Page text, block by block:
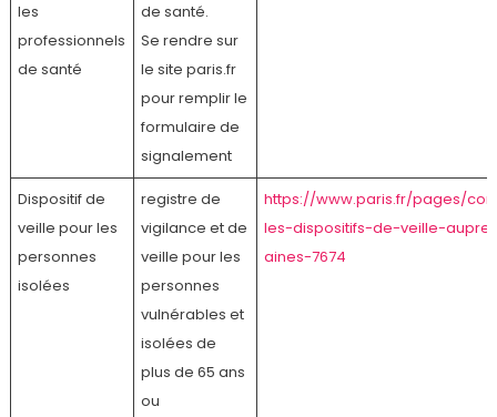
les
professionnels
de santé
de santé.
Se rendre sur
le site paris.fr
pour remplir le
formulaire de
signalement
Dispositif de
veille pour les
personnes
isolées
registre de
vigilance et de
veille pour les
personnes
vulnérables et
isolées de
plus de 65 ans
ou
https://www.paris.fr/pages/
les-dispositifs-de-veille-
aines-7674